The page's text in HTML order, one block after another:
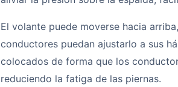
El volante puede moverse hacia
conductores puedan ajustarlo a sus
colocados de forma que los
reduciendo la fatiga de las piernas.